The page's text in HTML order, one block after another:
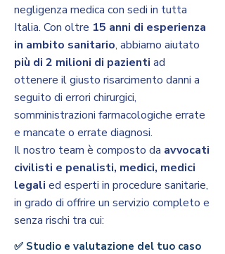
negligenza medica con sedi in tutta
Italia. Con oltre 15 anni di esperienza
in ambito sanitario, abbiamo aiutato
più di 2 milioni di pazienti ad
ottenere il giusto risarcimento danni a
seguito di errori chirurgici,
somministrazioni farmacologiche errate
e mancate o errate diagnosi.
Il nostro team è composto da avvocati
civilisti e penalisti, medici, medici
legali ed esperti in procedure sanitarie,
in grado di offrire un servizio completo e
senza rischi tra cui:
✅ Studio e valutazione del tuo caso